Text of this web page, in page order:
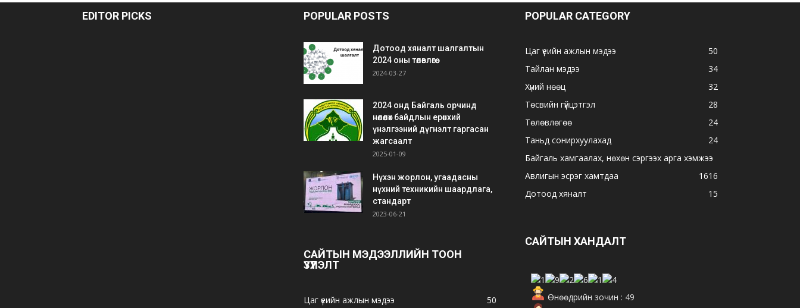
EDITOR PICKS POPULAR POSTS
Дотоод хяналт шалгалтын
2024 оны төлөвлөгөө
2024-03-27
2024 онд Байгаль орчинд
нөлөөлөх байдлын ерөнхий
үнэлгээний дүгнэлт гаргасан
жагсаалт
2025-01-09
Нүхэн жорлон, угаадасны
нүхний техникийн шаардлага,
стандарт
2023-06-21
САЙТЫН МЭДЭЭЛЛИЙН ТООН
ҮЗҮҮЛЭЛТ
Цаг үеийн ажлын мэдээ 50
POPULAR CATEGORY
Цаг үеийн ажлын мэдээ
50
Тайлан мэдээ
34
Хүний нөөц
32
Төсвийн гүйцэтгэл
28
Төлөвлөгөө
24
Таньд сонирхуулахад
24
Байгаль хамгаалах, нөхөн сэргээх арга хэмжээ
16
Авлигын эсрэг хамтдаа
16
Дотоод хяналт
15
САЙТЫН ХАНДАЛТ
Өнөөдрийн зочин : 49